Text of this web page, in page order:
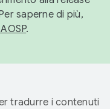
saperne di più,
.
tradurre i contenuti